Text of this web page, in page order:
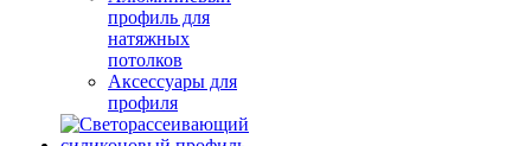
профиль для
натяжных
потолков
Аксессуары для
профиля